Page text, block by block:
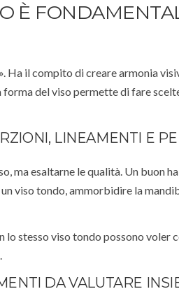
È
Ha il compito di creare armonia
del viso permette di fare
LINEAMENTI E
ma esaltarne le qualità. Un buon
viso tondo, ammorbidire la
lo stesso viso tondo possono
DA VALUTARE